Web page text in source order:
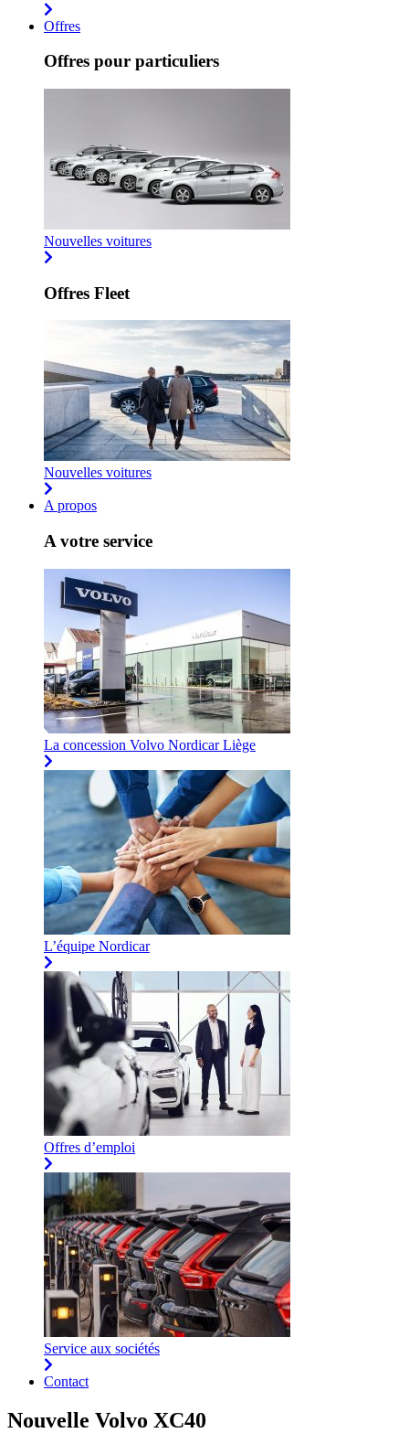
Offres
Offres pour particuliers
Nouvelles voitures
Offres Fleet
Nouvelles voitures
A propos
A votre service
La concession Volvo Nordicar Liège
L’équipe Nordicar
Offres d’emploi
Service aux sociétés
Contact
Nouvelle Volvo XC40